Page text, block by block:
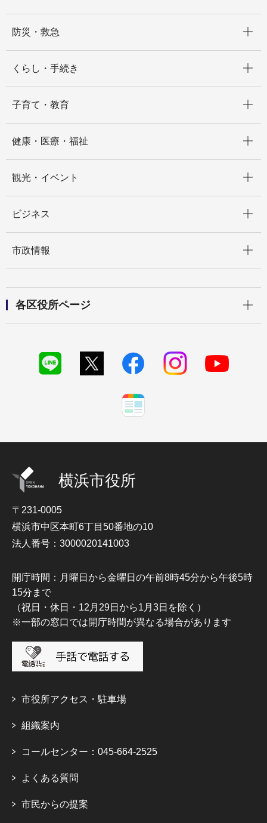
防災・救急
くらし・手続き
子育て・教育
健康・医療・福祉
観光・イベント
ビジネス
市政情報
各区役所ページ
横浜市役所
〒231-0005
横浜市中区本町6丁目50番地の10
法人番号：3000020141003
開庁時間：月曜日から金曜日の午前8時45分から午後5時
15分まで
（祝日・休日・12月29日から1月3日を除く）
※一部の窓口では開庁時間が異なる場合があります
市役所アクセス・駐車場
組織案内
コールセンター：045-664-2525
よくある質問
市民からの提案